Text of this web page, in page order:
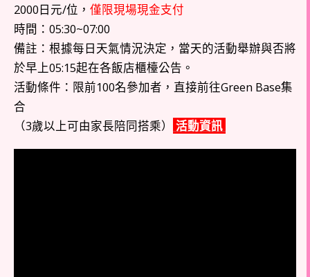
2000日元/位， 僅限現場現金支付
時間：05:30~07:00
備註：根據每日天氣情況決定，當天的活動舉辦與否將
於早上05:15起在各飯店櫃檯公告。
活動條件：限前100名參加者，直接前往Green Base集
合
（3歲以上可由家長陪同搭乘）
活動資訊